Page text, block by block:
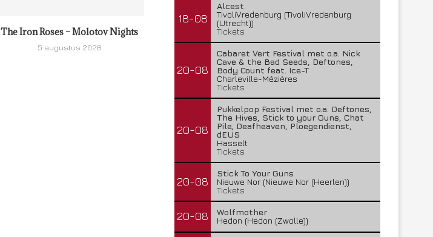
The Iron Roses – Molotov Nights
5 augustus 2026
Combichrist – The Venom In The
Mouth Of...
1 augustus 2026
18-08
Alcest
TivoliVredenburg (TivoliVredenburg
(Utrecht))
Tickets
20-08
Cabaret Vert Festival met o.a. Nick
Cave & the Bad Seeds, Deftones,
Body Count feat. Ice-T
Charleville-Mézières
Tickets
20-08
Pukkelpop Festival met o.a. Deftones,
The Hives, Stick to your Guns, Chat
Pile, Deafheaven, Ploegendienst,
dEUS
Hasselt
Tickets
20-08
Stick To Your Guns
Nieuwe Nor (Nieuwe Nor (Heerlen))
Tickets
20-08
Wolfmother
Hedon (Hedon (Zwolle))